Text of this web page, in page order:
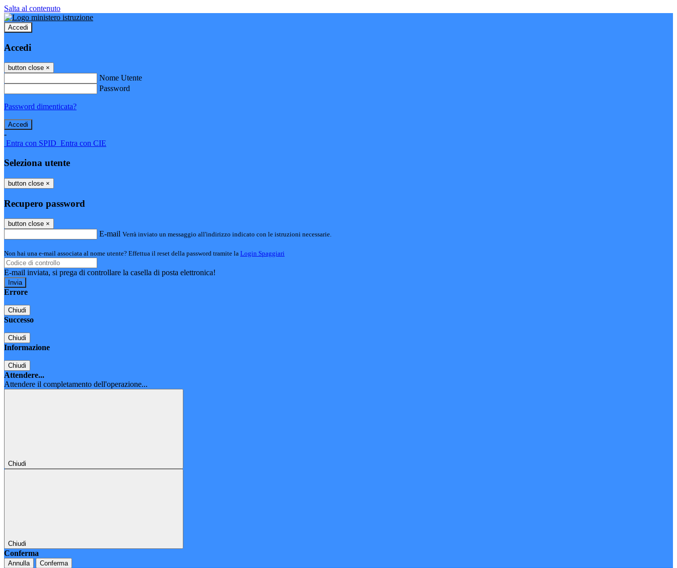
Salta al contenuto
Accedi
Accedi
button close ×
Nome Utente
Password
Password dimenticata?
-
Entra con SPID Entra con CIE
Seleziona utente
button close ×
Recupero password
button close ×
E-mail Verrà inviato un messaggio all'indirizzo indicato con le istruzioni necessarie.
Non hai una e-mail associata al nome utente? Effettua il reset della password tramite la Login Spaggiari
E-mail inviata, si prega di controllare la casella di posta elettronica!
Errore
Chiudi
Successo
Chiudi
Informazione
Chiudi
Attendere...
Attendere il completamento dell'operazione...
Chiudi
Chiudi
Conferma
Annulla Conferma